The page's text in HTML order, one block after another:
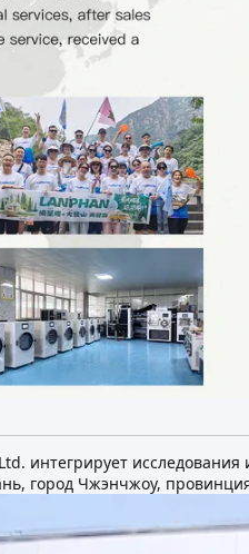
интегрирует
город Чжэнчжоу,